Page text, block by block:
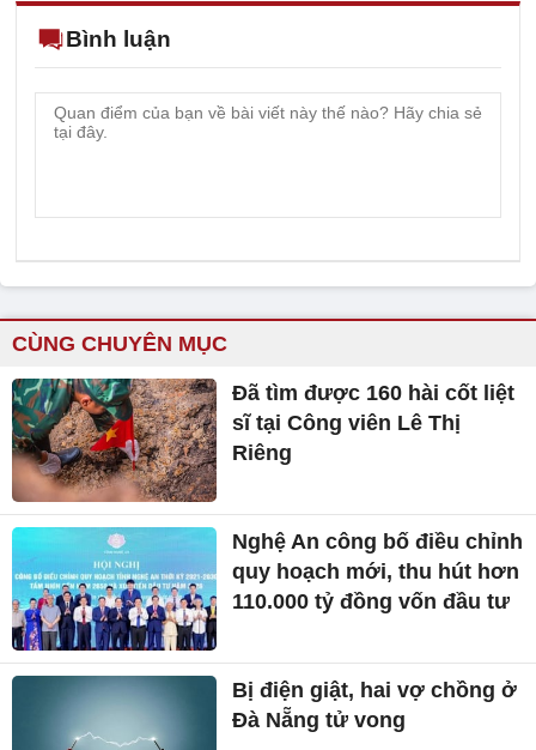
Bình luận
CÙNG CHUYÊN MỤC
Đã tìm được 160 hài cốt liệt
sĩ tại Công viên Lê Thị
Riêng
Nghệ An công bố điều chỉnh
quy hoạch mới, thu hút hơn
110.000 tỷ đồng vốn đầu tư
Bị điện giật, hai vợ chồng ở
Đà Nẵng tử vong